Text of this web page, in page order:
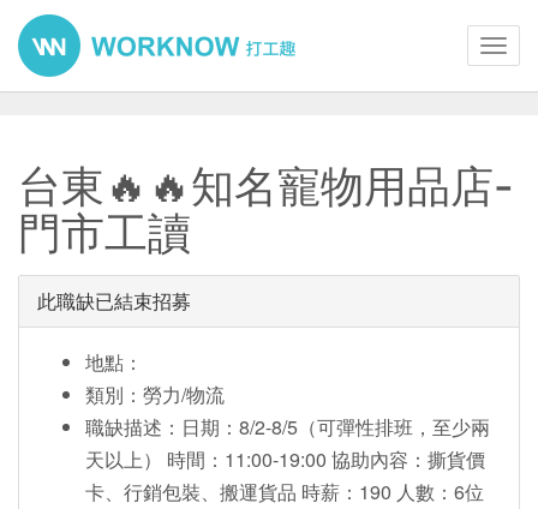
台東🔥🔥知名寵物用品店-
門市工讀
此職缺已結束招募
地點：
類別：勞力/物流
職缺描述：日期：8/2-8/5（可彈性排班，至少兩
天以上） 時間：11:00-19:00 協助內容：撕貨價
卡、行銷包裝、搬運貨品 時薪：190 人數：6位